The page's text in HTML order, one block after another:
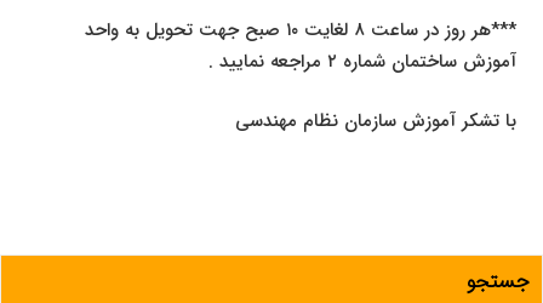
***هر روز در ساعت ۸ لغایت ۱۰ صبح جهت تحویل به واحد
آموزش ساختمان شماره ۲ مراجعه نمایید .
با تشکر آموزش سازمان نظام مهندسی
جستجو